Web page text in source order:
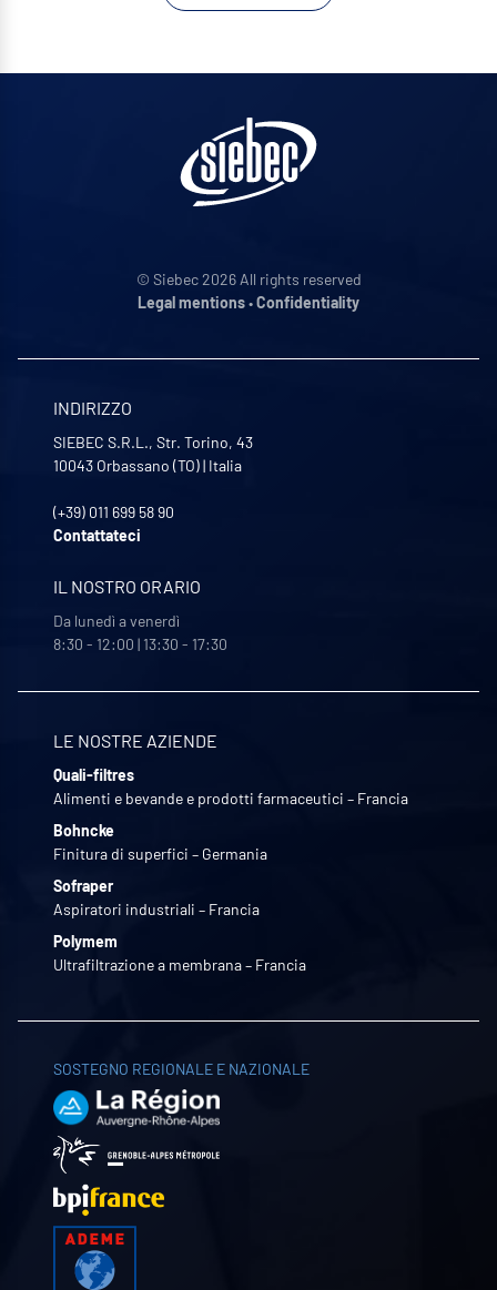
© Siebec 2026 All rights reserved
Legal mentions•Confidentiality
INDIRIZZO
SIEBEC S.R.L., Str. Torino, 43
10043 Orbassano (TO)| Italia
(+39) 011 699 58 90
Contattateci
IL NOSTRO ORARIO
Da lunedì a venerdì
8:30 - 12:00 | 13:30 - 17:30
LE NOSTRE AZIENDE
Quali-filtres
Alimenti e bevande e prodotti farmaceutici – Francia
Bohncke
Finitura di superfici – Germania
Sofraper
Aspiratori industriali – Francia
Polymem
Ultrafiltrazione a membrana – Francia
SOSTEGNO REGIONALE E NAZIONALE